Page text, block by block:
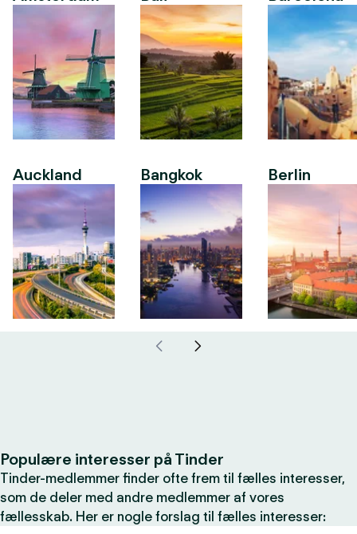
Auckland Bangkok Berlin
Populære interesser på Tinder
Tinder-medlemmer finder ofte frem til fælles interesser,
som de deler med andre medlemmer af vores
fællesskab. Her er nogle forslag til fælles interesser: